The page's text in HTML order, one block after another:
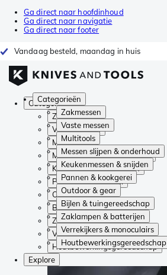
Ga direct naar hoofdinhoud
Ga direct naar navigatie
Ga direct naar footer
Vandaag besteld, maandag in huis
Categorieën
Zakmessen
Vaste messen
Multitools
Messen slijpen & onderhoud
Keukenmessen & snijden
Pannen & kookgerei
Outdoor & gear
Bijlen & tuingereedschap
Zaklampen & batterijen
Verrekijkers & monoculairs
Houtbewerkingsgereedschap
Categorieën
Zakmessen
Vaste messen
Multitools
Messen slijpen & onderhoud
Keukenmessen & snijden
Pannen & kookgerei
Outdoor & gear
Bijlen & tuingereedschap
Zaklampen & batterijen
Verrekijkers & monoculairs
Houtbewerkingsgereedschap
Explore